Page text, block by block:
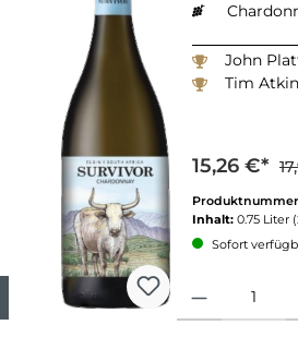
John
Tim
15,26 €*
Inhalt: 0.75 Liter
Sofort